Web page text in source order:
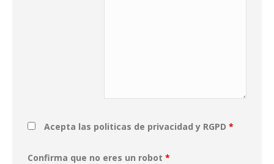
Acepta las politicas de privacidad y RGPD *
Confirma que no eres un robot *